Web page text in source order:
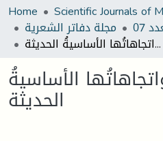
Home
مجلة دفاتر الشعرية 07
النظريةُالأدبيةُ واتجاهاتُها الأساسيةُ الحديثة
الأساسيةُ
الحديثة